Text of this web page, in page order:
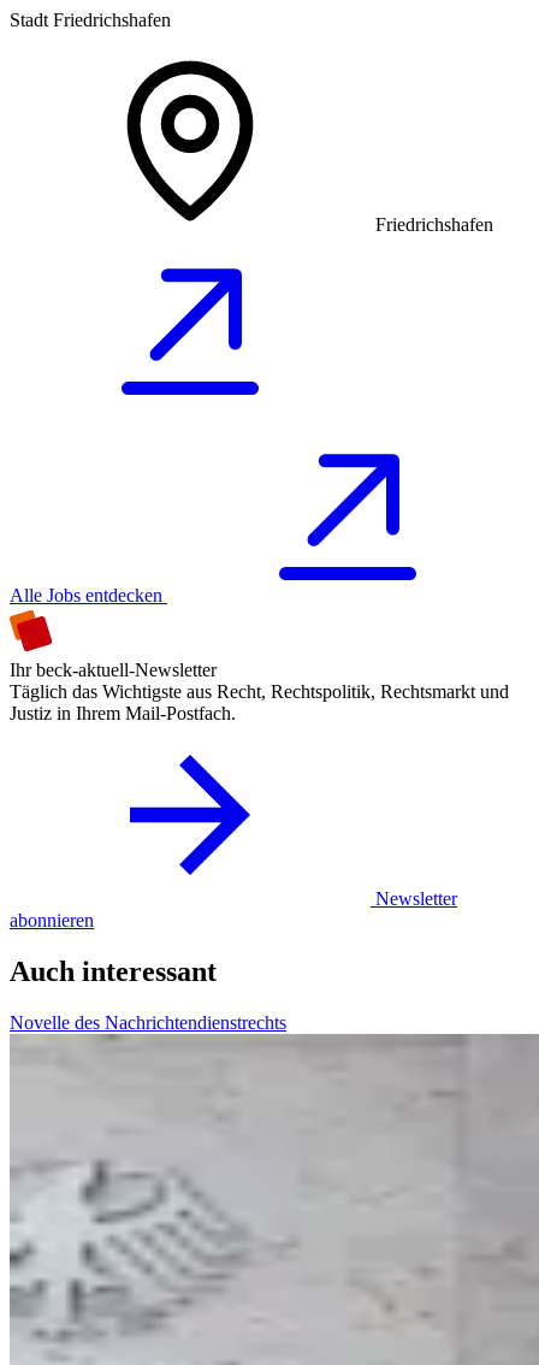
Stadt Friedrichshafen
Friedrichshafen
Alle Jobs entdecken
Ihr beck-aktuell-Newsletter
Täglich das Wichtigste aus Recht, Rechtspolitik, Rechtsmarkt und
Justiz in Ihrem Mail-Postfach.
Newsletter
abonnieren
Auch interessant
Novelle des Nachrichtendienstrechts